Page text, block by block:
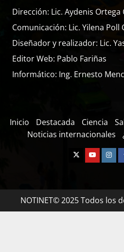
Dirección: Lic. Aydenis Ortega
Comunicación: Lic. Yilena Poll
Diseñador y realizador: Lic.
Editor Web: Pablo Fariñas
Informático: Ing. Ernesto
Inicio Destacada Ciencia
Noticias internacionales
NOTINET© 2025 Todos los